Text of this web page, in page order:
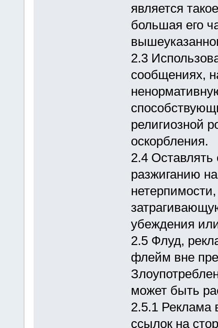
является
большая его
2.3
сообщениях,
религиозной
оскорбления.
2.4
разжиганию
убеждения
2.5 Флуд,
флейм вне
может быть
2.5.1 Реклама
ссылок на